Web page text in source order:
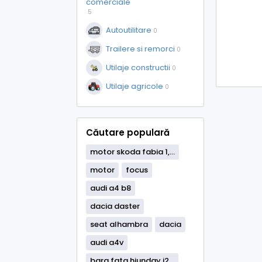
5
Autoutilitare 0
Trailere si remorci 0
Utilaje constructii 0
Utilaje agricole 0
Căutare populară
motor skoda fabia 1,...
motor
focus
audi a4 b8
dacia daster
seat alhambra
dacia
audi a4v